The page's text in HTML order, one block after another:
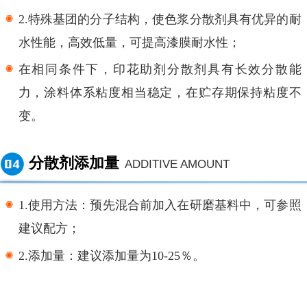
2.特殊基团的分子结构，使色浆分散剂具有优异的耐
水性能，高效低量，可提高漆膜耐水性；
在相同条件下， 印花助剂分散剂具有长效分散能
力，涂料体系粘度相当稳定，在贮存期保持粘度不
变。
分散剂添加量 ADDITIVE AMOUNT
1.使用方法：预先混合前加入在研磨基料中，可参照
建议配方；
2.添加量：建议添加量为10-25％。